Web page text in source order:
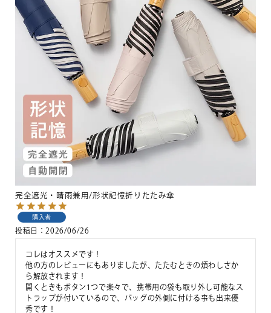
完全遮光・晴雨兼用/形状記憶折りたたみ傘
購入者
投稿日 2026/06/26
コレはオススメです！
他の方のレビューにもありましたが、たたむときの煩わしさか
ら解放されます！
開くときもボタン1つで楽々で、携帯用の袋も取り外し可能なス
トラップが付いているので、バッグの外側に付ける事も出来優
秀です！